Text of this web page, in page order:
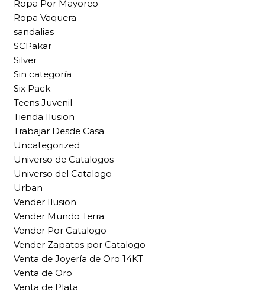
Ropa Por Mayoreo
Ropa Vaquera
sandalias
SCPakar
Silver
Sin categoría
Six Pack
Teens Juvenil
Tienda Ilusion
Trabajar Desde Casa
Uncategorized
Universo de Catalogos
Universo del Catalogo
Urban
Vender Ilusion
Vender Mundo Terra
Vender Por Catalogo
Vender Zapatos por Catalogo
Venta de Joyería de Oro 14KT
Venta de Oro
Venta de Plata